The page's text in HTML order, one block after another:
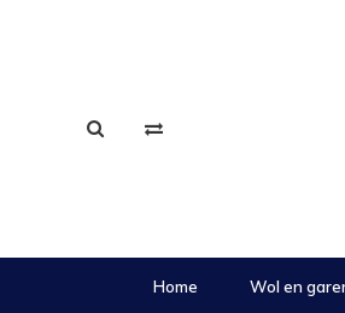
Home Wol en